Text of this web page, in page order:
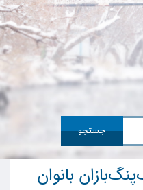
جستجو
بانوان